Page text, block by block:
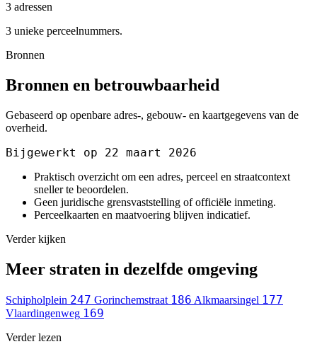
3 adressen
3 unieke perceelnummers.
Bronnen
Bronnen en betrouwbaarheid
Gebaseerd op openbare adres-, gebouw- en kaartgegevens van de
overheid.
Bijgewerkt op 22 maart 2026
Praktisch overzicht om een adres, perceel en straatcontext
sneller te beoordelen.
Geen juridische grensvaststelling of officiële inmeting.
Perceelkaarten en maatvoering blijven indicatief.
Verder kijken
Meer straten in dezelfde omgeving
Schipholplein 247 Gorinchemstraat 186 Alkmaarsingel 177
Vlaardingenweg 169
Verder lezen